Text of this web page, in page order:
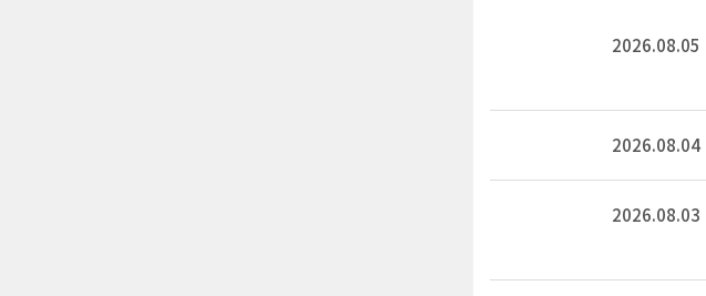
2026.08.05
2026.08.04
2026.08.03